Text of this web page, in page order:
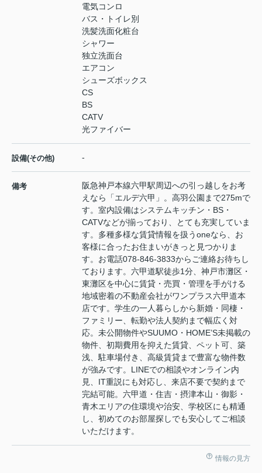
電気コンロ
バス・トイレ別
洗髪洗面化粧台
シャワー
独立洗面台
エアコン
シューズボックス
CS
BS
CATV
光ファイバー
設備(その他) -
備考
阪急神戸本線六甲駅周辺への引っ越しをお考
えなら「エルデ六甲」。高羽公園まで275mで
す。室内設備はシステムキッチン・BS・
CATVなどが揃っており、とても充実していま
す。多種多様な賃貸情報を扱うoneなら、お
客様に合ったお住まいがきっと見つかりま
す。お電話078-846-3833からご連絡お待ちし
ております。六甲道駅徒歩1分、神戸市灘区・
東灘区を中心に賃貸・売買・管理を手がける
地域密着の不動産会社がワンプラス六甲道本
店です。学生の一人暮らしから新婚・同棲・
ファミリー、転勤や法人契約まで幅広く対
応。未公開物件やSUUMO・HOME’S未掲載の
物件、初期費用を抑えた賃貸、ペット可、築
浅、駐車場付き、高級賃貸まで豊富な物件数
が強みです。LINEでの相談やオンライン内
見、IT重説にも対応し、来店不要で契約まで
完結可能。六甲道・住吉・摂津本山・御影・
青木エリアの住環境や治安、学校区にも精通
し、初めてのお部屋探しでも安心してご相談
いただけます。
情報の見方